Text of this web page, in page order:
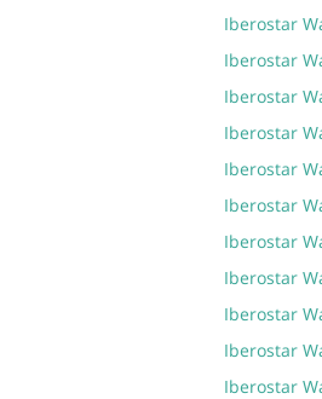
Iberostar
Iberostar
Iberostar
Iberostar
Iberostar
Iberostar
Iberostar
Iberostar
Iberostar
Iberostar
Iberostar